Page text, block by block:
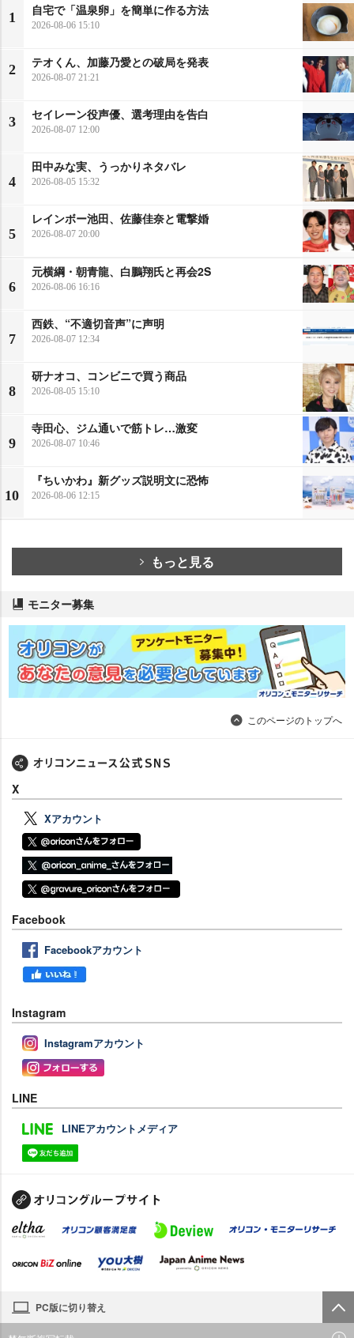
1
自宅で「温泉卵」を簡単に作る方法
2026-08-06 15:10
2
テオくん、加藤乃愛との破局を発表
2026-08-07 21:21
3
セイレーン役声優、選考理由を告白
2026-08-07 12:00
4
田中みな実、うっかりネタバレ
2026-08-05 15:32
5
レインボー池田、佐藤佳奈と電撃婚
2026-08-07 20:00
6
元横綱・朝青龍、白鵬翔氏と再会2S
2026-08-06 16:16
7
西鉄、“不適切音声”に声明
2026-08-07 12:34
8
研ナオコ、コンビニで買う商品
2026-08-05 15:10
9
寺田心、ジム通いで筋トレ…激変
2026-08-07 10:46
10
『ちいかわ』新グッズ説明文に恐怖
2026-08-06 12:15
もっと見る
モニター募集
このページのトップへ
X
Xアカウント
Facebook
Facebookアカウント
Instagram
Instagramアカウント
LINE
LINEアカウントメディア
PC版に切り替え